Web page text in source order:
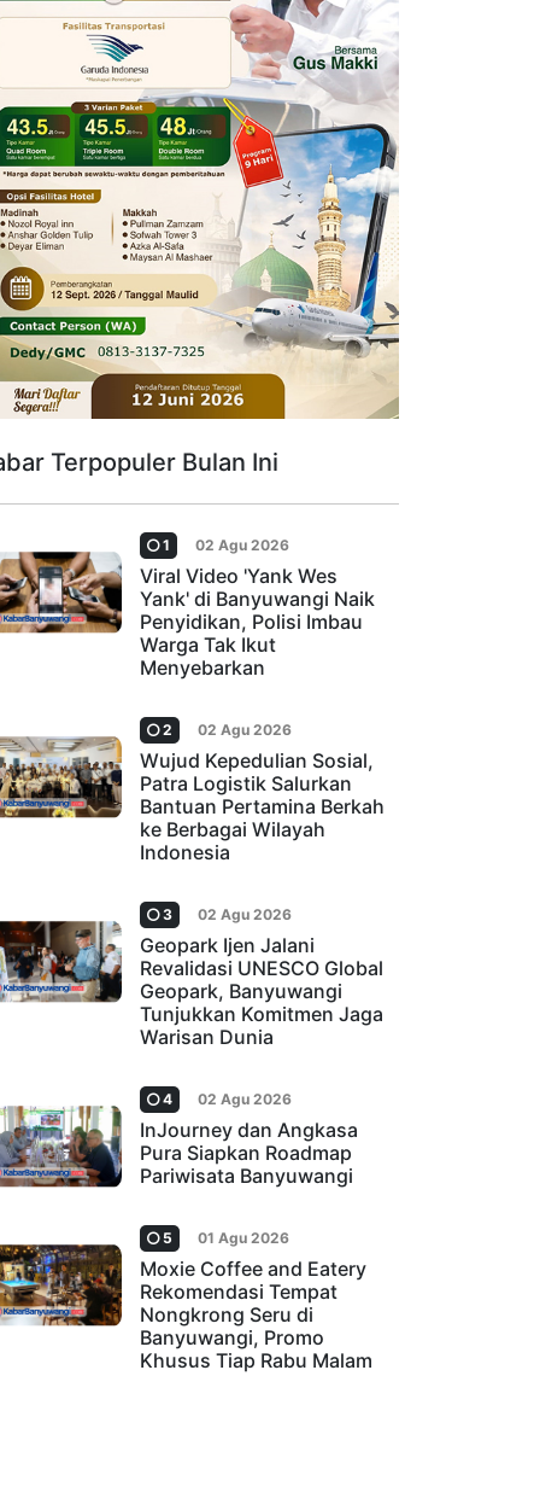
Terpopuler Bulan Ini
1 02 Agu 2026
Viral Video 'Yank Wes
Yank' di Banyuwangi Naik
Penyidikan, Polisi Imbau
Warga Tak Ikut
Menyebarkan
2 02 Agu 2026
Wujud Kepedulian Sosial,
Patra Logistik Salurkan
Bantuan Pertamina Berkah
ke Berbagai Wilayah
Indonesia
3 02 Agu 2026
Geopark Ijen Jalani
Revalidasi UNESCO Global
Geopark, Banyuwangi
Tunjukkan Komitmen Jaga
Warisan Dunia
4 02 Agu 2026
InJourney dan Angkasa
Pura Siapkan Roadmap
Pariwisata Banyuwangi
5 01 Agu 2026
Moxie Coffee and Eatery
Rekomendasi Tempat
Nongkrong Seru di
Banyuwangi, Promo
Khusus Tiap Rabu Malam